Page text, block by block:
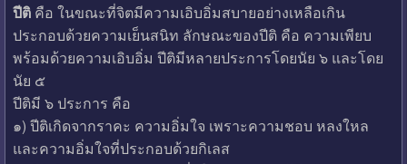
ปีติ คือ ในขณะที่จิตมีความเอิบอิ่มสบายอย่างเหลือเกิน
ประกอบด้วยความเย็นสนิท ลักษณะของปีติ คือ ความเพียบ
พร้อมด้วยความเอิบอิ่ม ปีติมีหลายประการโดยนัย ๖ และโดย
นัย ๕
ปีติมี ๖ ประการ คือ
๑) ปีติเกิดจากราคะ ความอิ่มใจ เพราะความชอบ หลงใหล
และความอิ่มใจที่ประกอบด้วยกิเลส